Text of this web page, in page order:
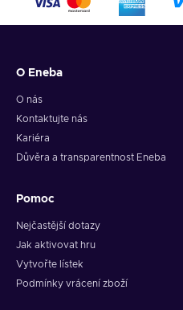
O Eneba
O nás
Kontaktujte nás
Kariéra
Důvěra a transparentnost Eneba
Pomoc
Nejčastější dotazy
Jak aktivovat hru
Vytvořte lístek
Podmínky vrácení zboží